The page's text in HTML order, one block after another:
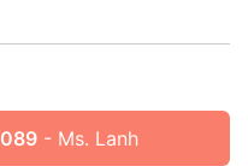
- Ms. Lanh